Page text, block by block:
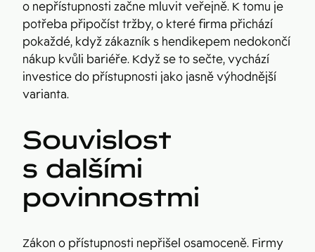
o nepřístupnosti začne mluvit veřejně. K tomu je
potřeba připočíst tržby, o které firma přichází
pokaždé, když zákazník s hendikepem nedokončí
nákup kvůli bariéře. Když se to sečte, vychází
investice do přístupnosti jako jasně výhodnější
varianta.
Souvislost
s dalšími
povinnostmi
Zákon o přístupnosti nepřišel osamoceně. Firmy